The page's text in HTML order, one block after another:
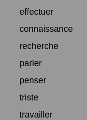
effectuer
connaissance
recherche
parler
penser
triste
travailler